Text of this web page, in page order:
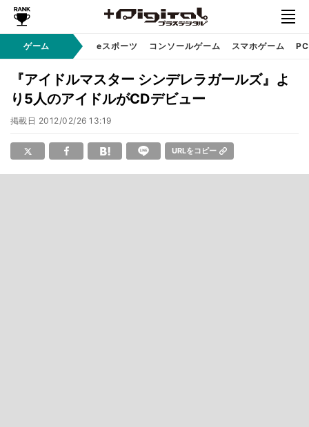
ゲーム eスポーツ コンソールゲーム スマホゲーム
『アイドルマスター シンデレラガールズ』よ
り5人のアイドルがCDデビュー
掲載日 2012/02/26 13:19
URLをコピー